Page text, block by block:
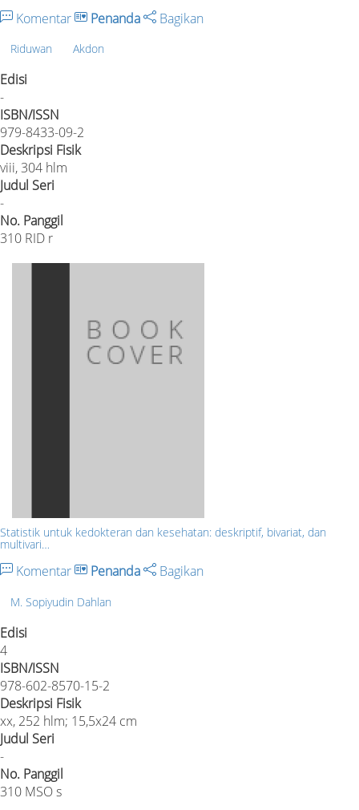
Komentar Penanda Bagikan
Riduwan Akdon
Edisi
-
ISBN/ISSN
979-8433-09-2
Deskripsi Fisik
viii, 304 hlm
Judul Seri
-
No. Panggil
310 RID r
Statistik untuk kedokteran dan kesehatan: deskriptif, bivariat, dan
multivari…
Komentar Penanda Bagikan
M. Sopiyudin Dahlan
Edisi
4
ISBN/ISSN
978-602-8570-15-2
Deskripsi Fisik
xx, 252 hlm; 15,5x24 cm
Judul Seri
-
No. Panggil
310 MSO s